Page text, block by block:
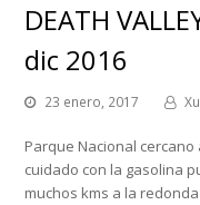
DEATH
dic 2016
23 enero, 2017
Parque Nacional
cuidado con la gasolina
muchos kms a la